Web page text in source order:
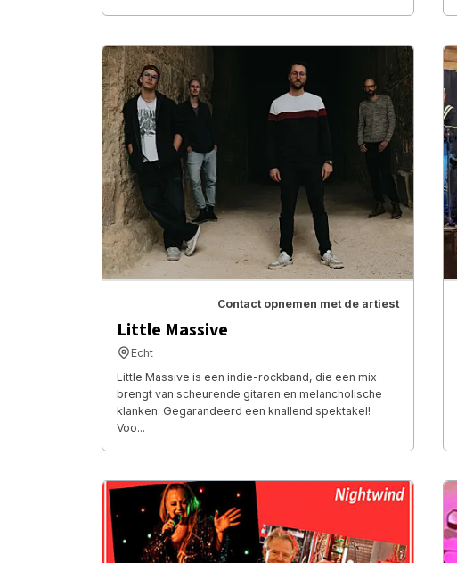
Contact opnemen met de artiest
Little Massive
Echt
Little Massive is een indie-rockband, die een mix
brengt van scheurende gitaren en melancholische
klanken. Gegarandeerd een knallend spektakel!
Voo...